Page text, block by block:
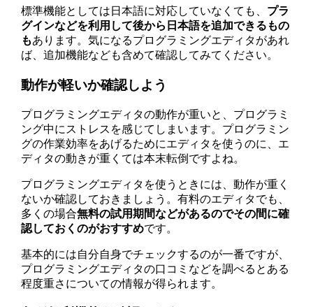
標準機能としては日本語に対応していなくても、 プラ
グインなどを利用して後から日本語を追加できるもの
もあります。気になるプログラミングエディタがあれ
ば、追加機能なども含めて確認してみてください。
動作が軽いか確認しよう
プログラミングエディタの動作が重いと、プログラミ
ング中にストレスを感じてしまいます。プログラミン
グの作業効率をあげるためにエディタを使うのに、エ
ディタの動きが重くては本末転倒ですよね。
プログラミングエディタを使うときには、動作が重く
ないか確認しておきましょう。有料のエディタでも、
多くの場合無料の試用期間などがあるのでその間に確
認しておくのがおすすめです。
基本的には自分自身でチェックするのが一番ですが、
プログラミングエディタの口コミなどを調べるとある
程度重さについての情報が得られます。